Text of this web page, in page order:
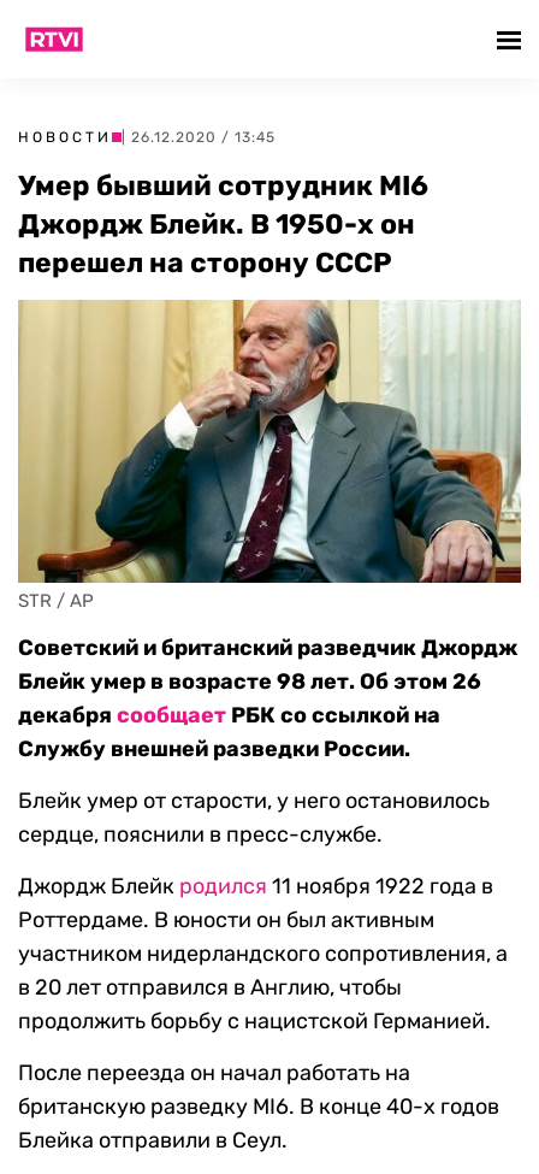
НОВОСТИ | 26.12.2020 / 13:45
Умер бывший сотрудник MI6
Джордж Блейк. В 1950-х он
перешел на сторону СССР
STR / AP
Советский и британский разведчик Джордж
Блейк умер в возрасте 98 лет. Об этом 26
декабря сообщает РБК со ссылкой на
Службу внешней разведки России.
Блейк умер от старости, у него остановилось
сердце, пояснили в пресс-службе.
Джордж Блейк родился 11 ноября 1922 года в
Роттердаме. В юности он был активным
участником нидерландского сопротивления, а
в 20 лет отправился в Англию, чтобы
продолжить борьбу с нацистской Германией.
После переезда он начал работать на
британскую разведку MI6. В конце 40-х годов
Блейка отправили в Сеул.